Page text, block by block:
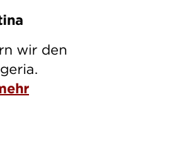
wir den